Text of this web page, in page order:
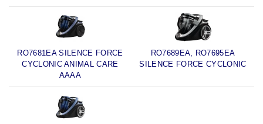
RO7681EA SILENCE FORCE
CYCLONIC ANIMAL CARE
AAAA
RO7689EA, RO7695EA
SILENCE FORCE CYCLONIC